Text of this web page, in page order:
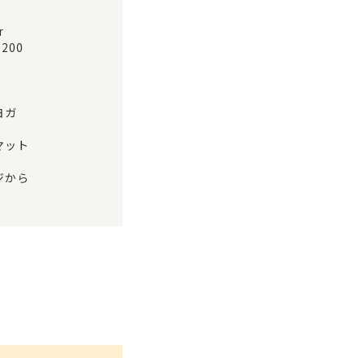
ガ
ット
から